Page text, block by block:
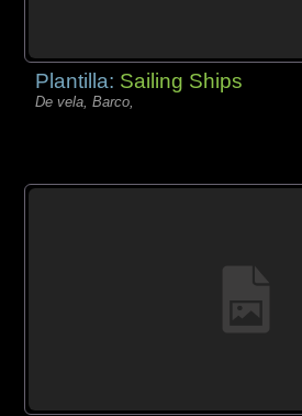
Plantilla: Sailing Ships
De vela, Barco,